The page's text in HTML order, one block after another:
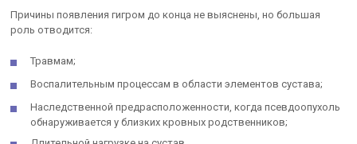
Причины появления гигром до конца не выяснены, но большая
роль отводится:
Травмам;
Воспалительным процессам в области элементов сустава;
Наследственной предрасположенности, когда псевдоопухоль
обнаруживается у близких кровных родственников;